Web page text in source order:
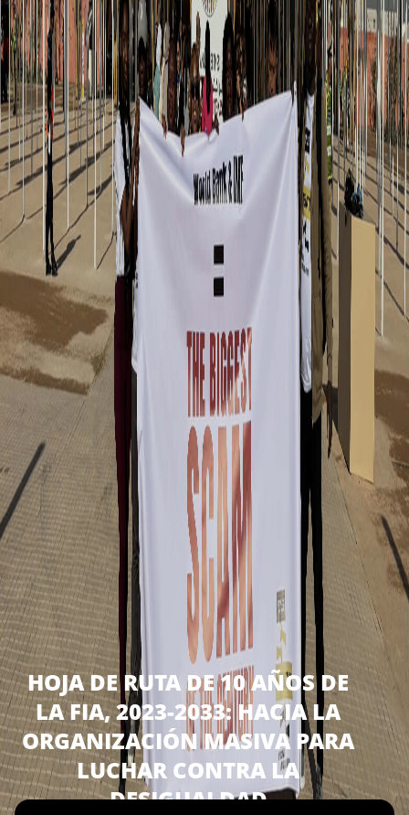
HOJA DE RUTA DE 10 AÑOS DE
LA FIA, 2023-2033: HACIA LA
ORGANIZACIÓN MASIVA PARA
LUCHAR CONTRA LA
DESIGUALDAD